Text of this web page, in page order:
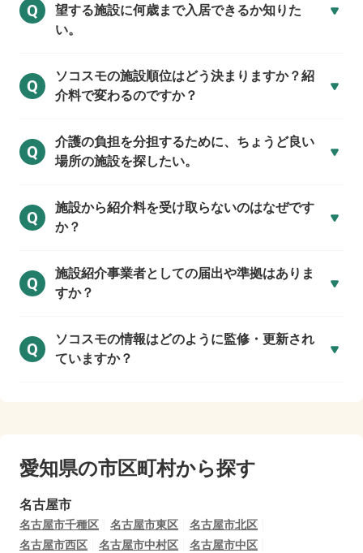
Q
望する施設に何歳まで入居できるか知りた
い。
Q
ソコスモの施設順位はどう決まりますか？紹
介料で変わるのですか？
Q
介護の負担を分担するために、ちょうど良い
場所の施設を探したい。
Q
施設から紹介料を受け取らないのはなぜです
か？
Q
施設紹介事業者としての届出や準拠はありま
すか？
Q
ソコスモの情報はどのように監修・更新され
ていますか？
愛知県の市区町村から探す
名古屋市
名古屋市千種区 名古屋市東区
名古屋市北区
名古屋市西区
名古屋市中村区
名古屋市中区